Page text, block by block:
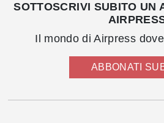
SOTTOSCRIVI SUBITO UN
Il mondo di Airpress
ABBONATI